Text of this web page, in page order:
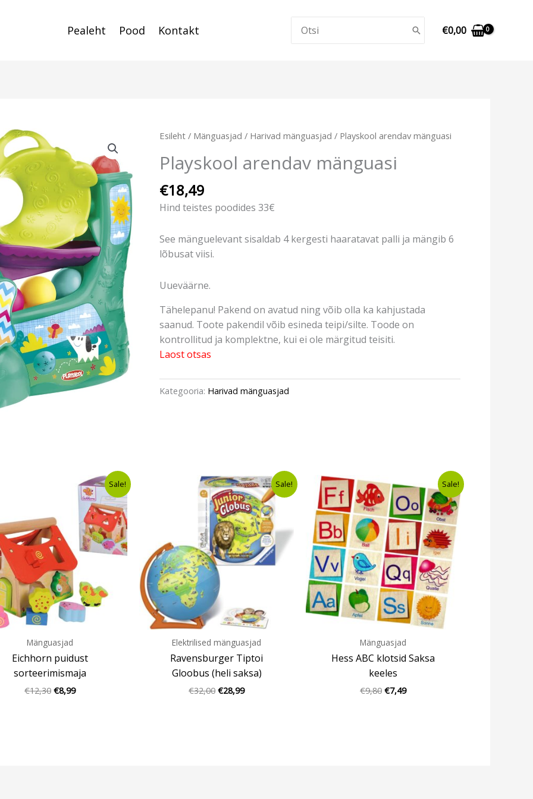
Pealeht Pood Kontakt
for:
€0,00
Esileht / Mänguasjad / Harivad mänguasjad / Playskool arendav mänguasi
Playskool arendav mänguasi
€18,49
Hind teistes poodides 33€
See mänguelevant sisaldab 4 kergesti haaratavat palli ja mängib 6
lõbusat viisi.
Uueväärne.
Tähelepanu! Pakend on avatud ning võib olla ka kahjustada
saanud. Toote pakendil võib esineda teipi/silte. Toode on
kontrollitud ja komplektne, kui ei ole märgitud teisiti.
Laost otsas
Kategooria: Harivad mänguasjad
Sale!
Mänguasjad
Eichhorn puidust
sorteerimismaja
€12,30 €8,99
Current
price
is:
€8,99.
Sale!
Elektrilised mänguasjad
Ravensburger Tiptoi
Gloobus (heli saksa)
€32,00
Algne
hind
oli:
€32,00.
€28,99
Current
price
is:
€28,99.
Sale!
Mänguasjad
Hess ABC klotsid Saksa
keeles
€9,80
hind
oli:
€9,80.
€7,49
price
is:
€7,49.